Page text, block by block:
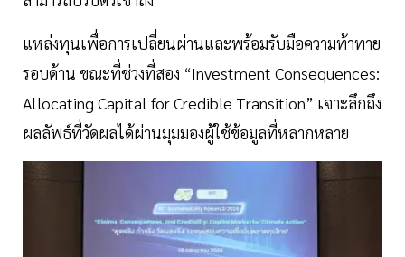
แหล่งทุนเพื่อการเปลี่ยนผ่านและพร้อมรับมือความท้าทาย
รอบด้าน ขณะที่ช่วงที่สอง “Investment Consequences:
Allocating Capital for Credible Transition” เจาะลึกถึง
ผลลัพธ์ที่วัดผลได้ผ่านมุมมองผู้ใช้ข้อมูลที่หลากหลาย